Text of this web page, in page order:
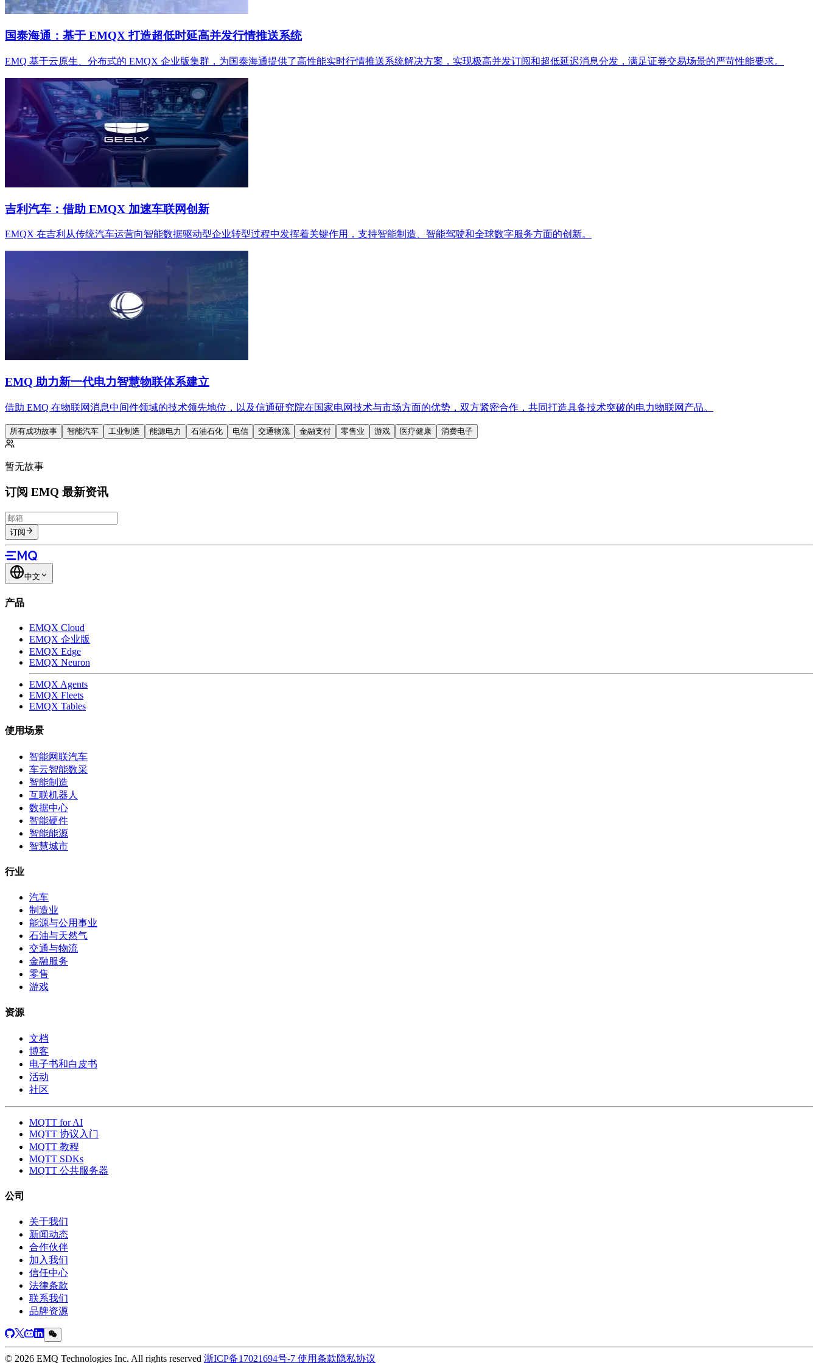
国泰海通：基于 EMQX 打造超低时延高并发行情推送系统
EMQ 基于云原生、分布式的 EMQX 企业版集群，为国泰海通提供了高性能实时行情推送系统解决方案，实现极高并发订阅和超低延迟消息分发，满足证券交易场景的严苛性能要求。
吉利汽车：借助 EMQX 加速车联网创新
EMQX 在吉利从传统汽车运营向智能数据驱动型企业转型过程中发挥着关键作用，支持智能制造、智能驾驶和全球数字服务方面的创新。
EMQ 助力新一代电力智慧物联体系建立
借助 EMQ 在物联网消息中间件领域的技术领先地位，以及信通研究院在国家电网技术与市场方面的优势，双方紧密合作，共同打造具备技术突破的电力物联网产品。
所有成功故事 智能汽车 工业制造 能源电力 石油石化 电信 交通物流 金融支付 零售业 游戏 医疗健康 消费电子
暂无故事
订阅 EMQ 最新资讯
订阅
中文
产品
EMQX Cloud
EMQX 企业版
EMQX Edge
EMQX Neuron
EMQX Agents
EMQX Fleets
EMQX Tables
使用场景
智能网联汽车
车云智能数采
智能制造
互联机器人
数据中心
智能硬件
智能能源
智慧城市
行业
汽车
制造业
能源与公用事业
石油与天然气
交通与物流
金融服务
零售
游戏
资源
文档
博客
电子书和白皮书
活动
社区
MQTT for AI
MQTT 协议入门
MQTT 教程
MQTT SDKs
MQTT 公共服务器
公司
关于我们
新闻动态
合作伙伴
加入我们
信任中心
法律条款
联系我们
品牌资源
© 2026 EMQ Technologies Inc. All rights reserved 浙ICP备17021694号-7 使用条款隐私协议